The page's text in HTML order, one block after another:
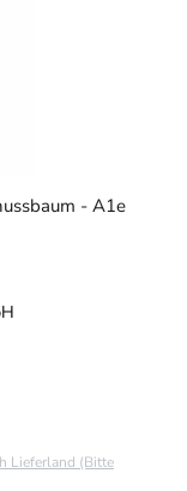
- A1e
Lieferland (Bitte